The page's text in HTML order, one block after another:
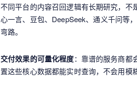
不同平台的内容召回逻辑有长期研究，
心一言、豆包、DeepSeek、通义千问等
弯路。
交付效果的可量化程度：靠谱的服务商都
置这些核心数据都能实时查询，不会用模